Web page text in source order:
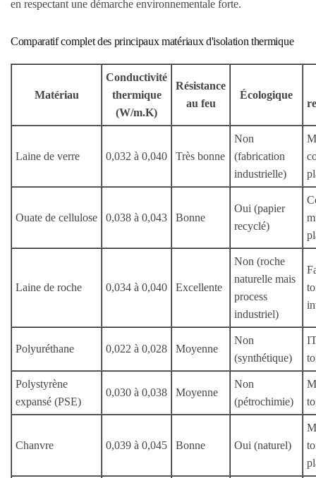
en respectant une démarche environnementale forte.
Comparatif complet des principaux matériaux d'isolation thermique
Matériau
Conductivité
thermique
(W/m.K)
Résistance
au feu
Écologique
Laine de verre 0,032 à 0,040 Très bonne
Non
(fabrication
industrielle)
Ouate de cellulose 0,038 à 0,043 Bonne
Oui (papier
recyclé)
Laine de roche 0,034 à 0,040 Excellente
Non (roche
naturelle mais
process
industriel)
Polyuréthane 0,022 à 0,028 Moyenne
Non
(synthétique)
Polystyrène
expansé (PSE)
0,030 à 0,038 Moyenne
Non
(pétrochimie)
Chanvre 0,039 à 0,045 Bonne Oui (naturel)